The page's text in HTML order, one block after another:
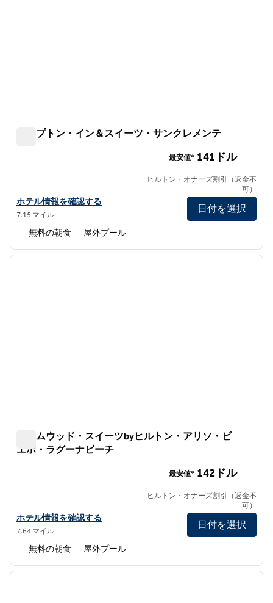
ハンプトン・イン＆スイーツ・サンクレメンテ
ハンプトン・イン＆スイーツ・サンクレメンテのホテルの詳細を
ホテル情報を確認する
7.15 マイル
最安値* 141ドル
ヒルトン・オナーズ割引（返金不
可）
日付を選択
無料の朝食 屋外プール
1/12
次の
ホームウッド・スイーツbyヒルトン・アリソ・ビ
エホ・ラグーナビーチ
ホームウッド・スイーツbyヒルトン・アリソビエホ・ラグーナビ
ホテル情報を確認する
7.64 マイル
最安値* 142ドル
ヒルトン・オナーズ割引（返金不
可）
日付を選択
無料の朝食 屋外プール
1/12
次の